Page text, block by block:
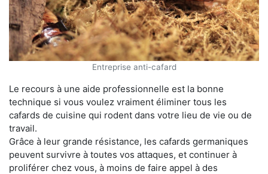
Entreprise anti-cafard
Le recours à une aide professionnelle est la bonne
technique si vous voulez vraiment éliminer tous les
cafards de cuisine qui rodent dans votre lieu de vie ou de
travail.
Grâce à leur grande résistance, les cafards germaniques
peuvent survivre à toutes vos attaques, et continuer à
proliférer chez vous, à moins de faire appel à des